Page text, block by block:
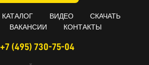
КАТАЛОГ ВИДЕО
СКАЧАТЬ
ВАКАНСИИ КОНТАКТЫ
+7 (495) 730-75-04